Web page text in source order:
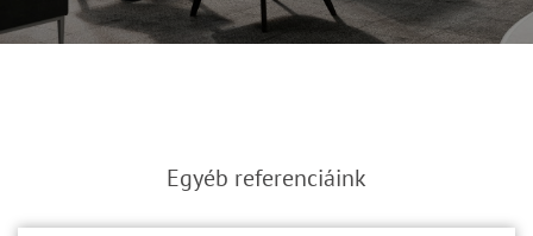
Egyéb referenciáink